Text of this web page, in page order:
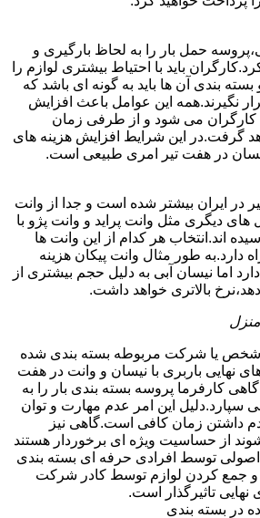
حمل بار را به لحاظ بارگیری و
باید با احتیاط بیشتری لوازم را
بسته بندی آن ها باید به گونه ای باشد که
این عوامل باعث افزایش
کارگران می شود و از طرفی زمان
گرفت.در این شرایط افزایش هزینه های
نیسان در هفت تیر امری طبیعی است.
در ایران بیشتر شده است و جدا از وانت
های دیگری مثل وانت پراید و وانت پژو با
اند.انتخاب هر کدام از این وانت ها
دارد.به طور مثال وانت پیکان هزینه
اما نیسان آبی به دلیل حجم بیشتری از
بالاتری خواهد داشت.
شخص یا شرکت مربوطه بسته بندی شده
نهایی باربری با نیسان و وانت در هفت
کارفرما پروسه بسته بندی بار را به
سپارد.دلیل این امر عدم مهارت و توان
داشتن زمان کافی است.گاهی نیز
از حساسیت ویژه ای برخوردار هستند
اصولی توسط افرادی حرفه ای بسته بندی
و جمع کردن لوازم توسط کادر شرکت
نهایی تاثیرگذار است.
در بسته بندی